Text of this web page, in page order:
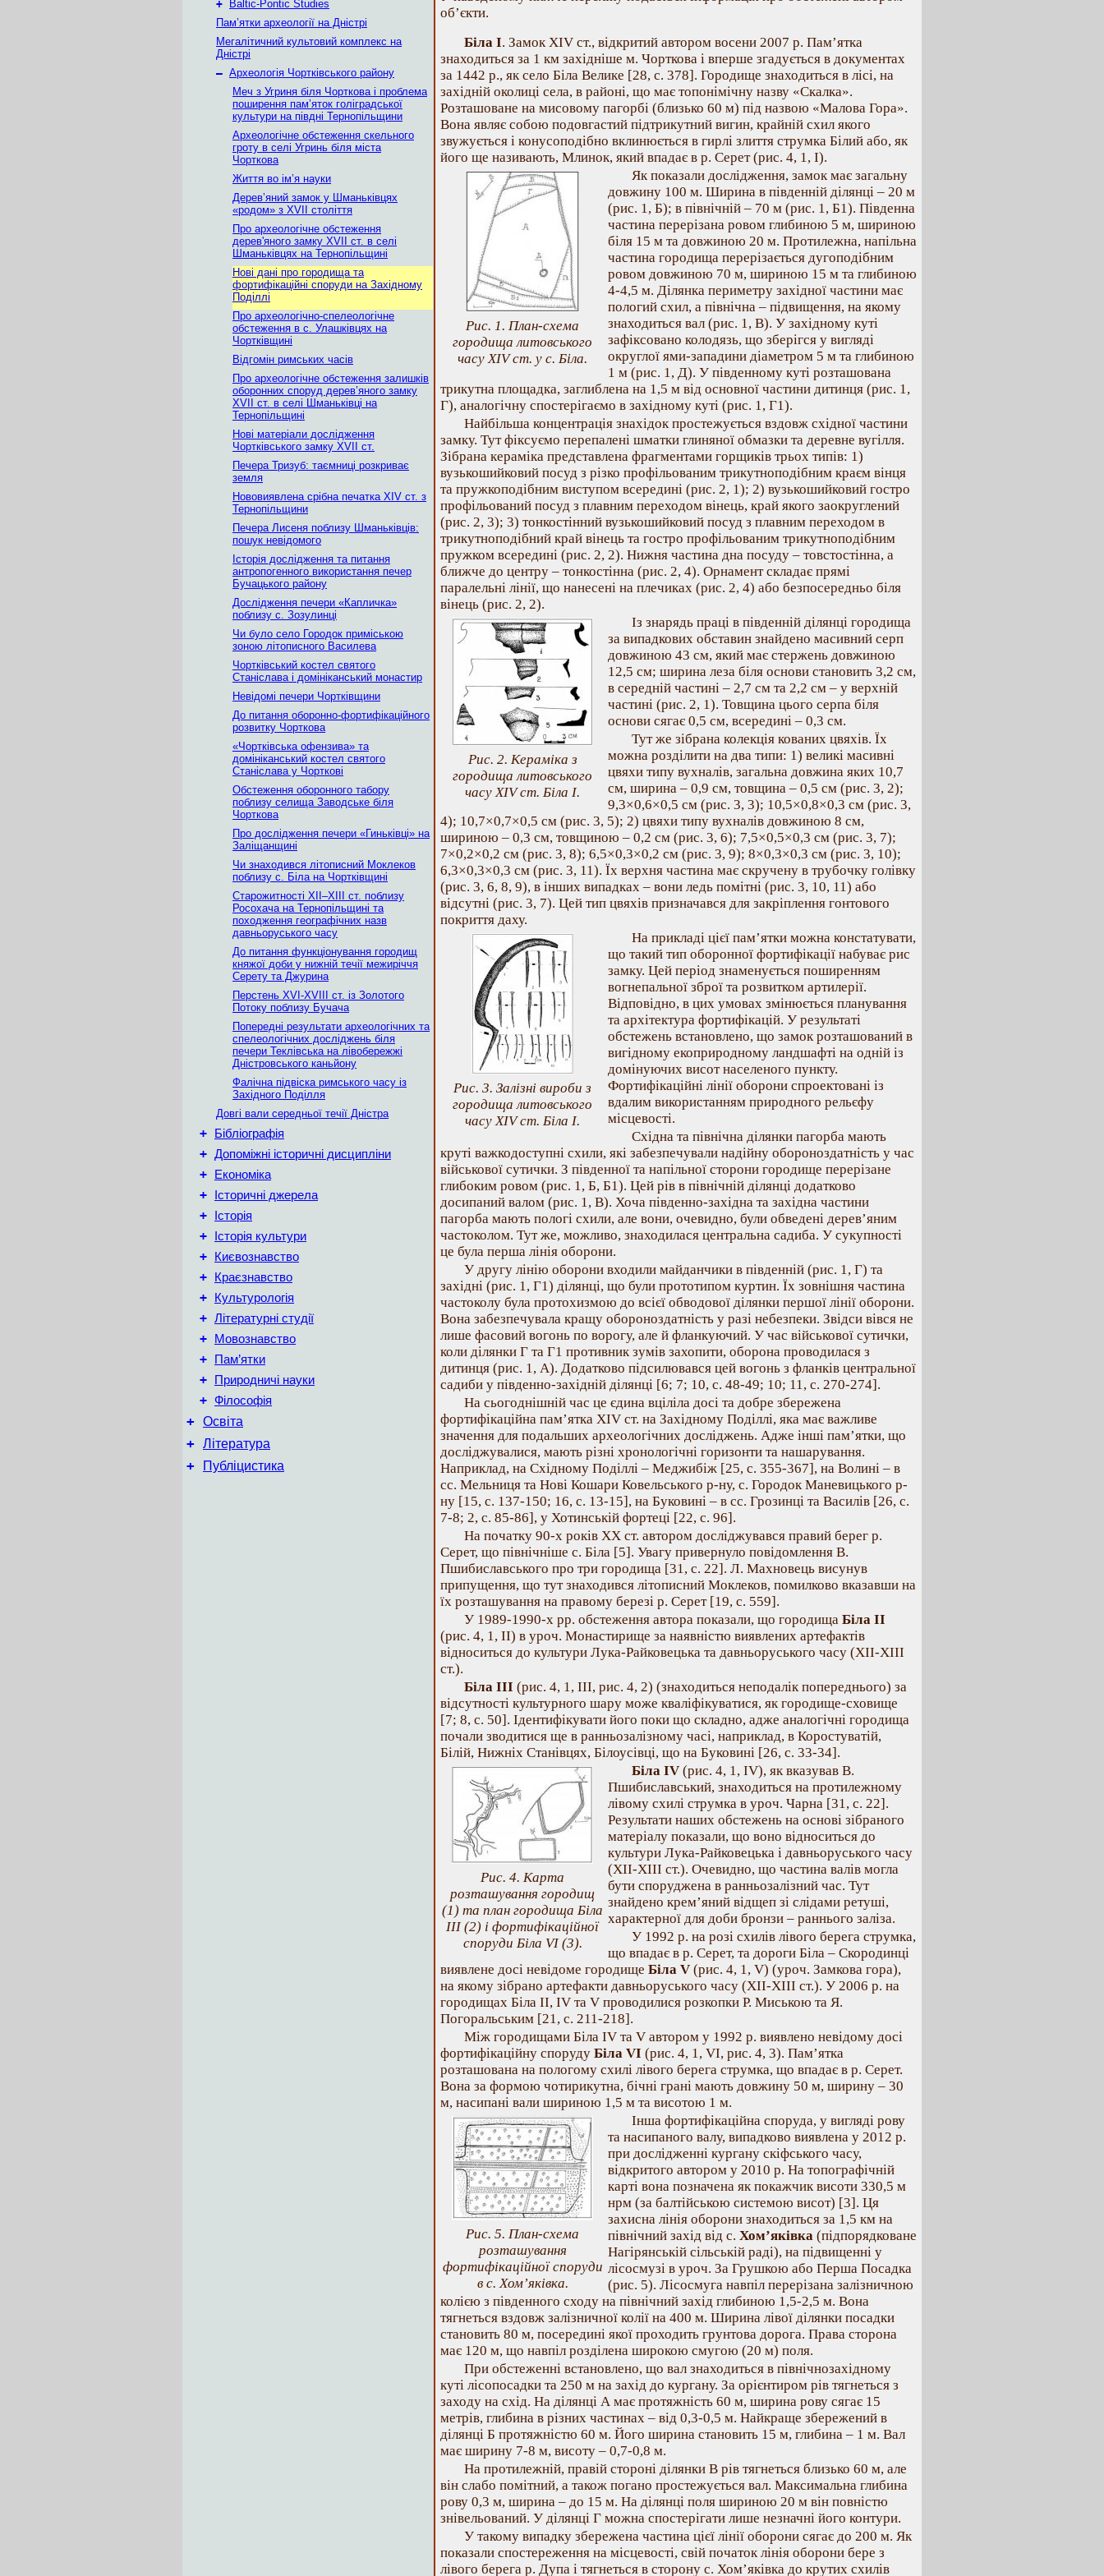
+
Baltic-Pontic Studies
Пам’ятки археології на Дністрі
Мегалітичний культовий комплекс на
Дністрі
– Археологія Чортківського району
Меч з Угриня біля Чорткова і проблема
поширення пам’яток голіградської
культури на півдні Тернопільщини
Археологічне обстеження скельного
гроту в селі Угринь біля міста
Чорткова
Життя во ім’я науки
Дерев’яний замок у Шманьківцях
«родом» з XVII століття
Про археологічне обстеження
дерев'яного замку XVII ст. в селі
Шманьківцях на Тернопільщині
Нові дані про городища та
фортифікаційні споруди на Західному
Поділлі
Про археологічно-спелеологічне
обстеження в с. Улашківцях на
Чортківщині
Відгомін римських часів
Про археологічне обстеження залишків
оборонних споруд дерев’яного замку
XVII ст. в селі Шманьківці на
Тернопільщині
Нові матеріали дослідження
Чортківського замку XVII ст.
Печера Тризуб: таємниці розкриває
земля
Нововиявлена срібна печатка XIV ст. з
Тернопільщини
Печера Лисеня поблизу Шманьківців:
пошук невідомого
Історія дослідження та питання
антропогенного використання печер
Бучацького району
Дослідження печери «Капличка»
поблизу с. Зозулинці
Чи було село Городок приміською
зоною літописного Василева
Чортківський костел святого
Станіслава і домініканський монастир
Невідомі печери Чортківщини
До питання оборонно-фортифікаційного
розвитку Чорткова
«Чортківська офензива» та
домініканський костел святого
Станіслава у Чорткові
Обстеження оборонного табору
поблизу селища Заводське біля
Чорткова
Про дослідження печери «Гиньківці» на
Заліщанщині
Чи знаходився літописний Моклеков
поблизу с. Біла на Чортківщині
Старожитності XII–XIII ст. поблизу
Росохача на Тернопільщині та
походження географічних назв
давньоруського часу
До питання функціонування городищ
княжої доби у нижній течії межиріччя
Серету та Джурина
Перстень XVI-XVIII ст. із Золотого
Потоку поблизу Бучача
Попередні результати археологічних та
спелеологічних досліджень біля
печери Теклівська на лівобережжі
Дністровського каньйону
Фалічна підвіска римського часу із
Західного Поділля
Довгі вали середньої течії Дністра
+ Бібліографія
+ Допоміжні історичні дисципліни
+ Економіка
+ Історичні джерела
+ Історія
+ Історія культури
+ Києвознавство
+ Краєзнавство
+ Культурологія
+ Літературні студії
+ Мовознавство
+ Пам’ятки
+ Природничі науки
+ Філософія
+ Освіта
+ Література
+ Публіцистика
об’єкти.
Біла І. Замок ХІV ст., відкритий автором восени 2007 р. Пам’ятка
знаходиться за 1 км західніше м. Чорткова і вперше згадується в документах
за 1442 р., як село Біла Велике [28, с. 378]. Городище знаходиться в лісі, на
західній околиці села, в районі, що має топонімічну назву «Скалка».
Розташоване на мисовому пагорбі (близько 60 м) під назвою «Малова Гора».
Вона являє собою подовгастий підтрикутний вигин, крайній схил якого
звужується і конусоподібно вклинюється в гирлі злиття струмка Білий або, як
його ще називають, Млинок, який впадає в р. Серет (рис. 4, 1, І).
Рис. 1. План-схема
городища литовського
часу XIV ст. у с. Біла.
Як показали дослідження, замок має загальну
довжину 100 м. Ширина в південній ділянці – 20 м
(рис. 1, Б); в північній – 70 м (рис. 1, Б1). Південна
частина перерізана ровом глибиною 5 м, шириною
біля 15 м та довжиною 20 м. Протилежна, напільна
частина городища перерізається дугоподібним
ровом довжиною 70 м, шириною 15 м та глибиною
4-4,5 м. Ділянка периметру західної частини має
пологий схил, а північна – підвищення, на якому
знаходиться вал (рис. 1, В). У західному куті
зафіксовано колодязь, що зберігся у вигляді
округлої ями-западини діаметром 5 м та глибиною
1 м (рис. 1, Д). У південному куті розташована
трикутна площадка, заглиблена на 1,5 м від основної частини дитинця (рис. 1,
Г), аналогічну спостерігаємо в західному куті (рис. 1, Г1).
Найбільша концентрація знахідок простежується вздовж східної частини
замку. Тут фіксуємо перепалені шматки глиняної обмазки та деревне вугілля.
Зібрана кераміка представлена фрагментами горщиків трьох типів: 1)
вузькошийковий посуд з різко профільованим трикутноподібним краєм вінця
та пружкоподібним виступом всередині (рис. 2, 1); 2) вузькошийковий гостро
профільований посуд з плавним переходом вінець, край якого заокруглений
(рис. 2, 3); 3) тонкостінний вузькошийковий посуд з плавним переходом в
трикутноподібний край вінець та гостро профільованим трикутноподібним
пружком всередині (рис. 2, 2). Нижня частина дна посуду – товстостінна, а
ближче до центру – тонкостінна (рис. 2, 4). Орнамент складає прямі
паралельні лінії, що нанесені на плечиках (рис. 2, 4) або безпосередньо біля
вінець (рис. 2, 2).
Рис. 2. Кераміка з
городища литовського
часу XIV ст. Біла І.
Із знарядь праці в південній ділянці городища
за випадкових обставин знайдено масивний серп
довжиною 43 см, який має стержень довжиною
12,5 см; ширина леза біля основи становить 3,2 см,
в середній частині – 2,7 см та 2,2 см – у верхній
частині (рис. 2, 1). Товщина цього серпа біля
основи сягає 0,5 см, всередині – 0,3 см.
Тут же зібрана колекція кованих цвяхів. Їх
можна розділити на два типи: 1) великі масивні
цвяхи типу вухналів, загальна довжина яких 10,7
см, ширина – 0,9 см, товщина – 0,5 см (рис. 3, 2);
9,3×0,6×0,5 см (рис. 3, 3); 10,5×0,8×0,3 см (рис. 3,
4); 10,7×0,7×0,5 см (рис. 3, 5); 2) цвяхи типу вухналів довжиною 8 см,
шириною – 0,3 см, товщиною – 0,2 см (рис. 3, 6); 7,5×0,5×0,3 см (рис. 3, 7);
7×0,2×0,2 см (рис. 3, 8); 6,5×0,3×0,2 см (рис. 3, 9); 8×0,3×0,3 см (рис. 3, 10);
6,3×0,3×0,3 см (рис. 3, 11). Їх верхня частина має скручену в трубочку голівку
(рис. 3, 6, 8, 9), в інших випадках – вони ледь помітні (рис. 3, 10, 11) або
відсутні (рис. 3, 7). Цей тип цвяхів призначався для закріплення гонтового
покриття даху.
Рис. 3. Залізні вироби з
городища литовського
часу XIV ст. Біла І.
На прикладі цієї пам’ятки можна констатувати,
що такий тип оборонної фортифікації набуває рис
замку. Цей період знаменується поширенням
вогнепальної зброї та розвитком артилерії.
Відповідно, в цих умовах змінюється планування
та архітектура фортифікацій. У результаті
обстежень встановлено, що замок розташований в
вигідному екоприродному ландшафті на одній із
домінуючих висот населеного пункту.
Фортифікаційні лінії оборони спроектовані із
вдалим використанням природного рельєфу
місцевості.
Східна та північна ділянки пагорба мають
круті важкодоступні схили, які забезпечували надійну обороноздатність у час
військової сутички. З південної та напільної сторони городище перерізане
глибоким ровом (рис. 1, Б, Б1). Цей рів в північній ділянці додатково
досипаний валом (рис. 1, В). Хоча південно-західна та західна частини
пагорба мають пологі схили, але вони, очевидно, були обведені дерев’яним
частоколом. Тут же, можливо, знаходилася центральна садиба. У сукупності
це була перша лінія оборони.
У другу лінію оборони входили майданчики в південній (рис. 1, Г) та
західні (рис. 1, Г1) ділянці, що були прототипом куртин. Їх зовнішня частина
частоколу була протохизмою до всієї обводової ділянки першої лінії оборони.
Вона забезпечувала кращу обороноздатність у разі небезпеки. Звідси вівся не
лише фасовий вогонь по ворогу, але й фланкуючий. У час військової сутички,
коли ділянки Г та Г1 противник зумів захопити, оборона проводилася з
дитинця (рис. 1, А). Додатково підсилювався цей вогонь з фланків центральної
садиби у південно-західній ділянці [6; 7; 10, с. 48-49; 10; 11, с. 270-274].
На сьогоднішній час це єдина вціліла досі та добре збережена
фортифікаційна пам’ятка XIV ст. на Західному Поділлі, яка має важливе
значення для подальших археологічних досліджень. Адже інші пам’ятки, що
досліджувалися, мають різні хронологічні горизонти та нашарування.
Наприклад, на Східному Поділлі – Меджибіж [25, с. 355-367], на Волині – в
сс. Мельниця та Нові Кошари Ковельського р-ну, с. Городок Маневицького р-
ну [15, с. 137-150; 16, с. 13-15], на Буковині – в сс. Грозинці та Василів [26, с.
7-8; 2, с. 85-86], у Хотинській фортеці [22, с. 96].
На початку 90-х років ХХ ст. автором досліджувався правий берег р.
Серет, що північніше с. Біла [5]. Увагу привернуло повідомлення В.
Пшибиславського про три городища [31, с. 22]. Л. Махновець висунув
припущення, що тут знаходився літописний Моклеков, помилково вказавши на
їх розташування на правому березі р. Серет [19, с. 559].
У 1989-1990-х рр. обстеження автора показали, що городища Біла ІІ
(рис. 4, 1, ІІ) в уроч. Монастирище за наявністю виявлених артефактів
відноситься до культури Лука-Райковецька та давньоруського часу (ХІІ-ХІІІ
ст.).
Біла ІІІ (рис. 4, 1, ІІІ, рис. 4, 2) (знаходиться неподалік попереднього) за
відсутності культурного шару може кваліфікуватися, як городище-сховище
[7; 8, с. 50]. Ідентифікувати його поки що складно, адже аналогічні городища
почали зводитися ще в ранньозалізному часі, наприклад, в Коростуватій,
Білій, Нижніх Станівцях, Білоусівці, що на Буковині [26, с. 33-34].
Рис. 4. Карта
розташування городищ
(1) та план городища Біла
ІІІ (2) і фортифікаційної
споруди Біла VІ (3).
Біла ІV (рис. 4, 1, IV), як вказував В.
Пшибиславський, знаходиться на протилежному
лівому схилі струмка в уроч. Чарна [31, с. 22].
Результати наших обстежень на основі зібраного
матеріалу показали, що воно відноситься до
культури Лука-Райковецька і давньоруського часу
(ХІІ-ХІІІ ст.). Очевидно, що частина валів могла
бути споруджена в ранньозалізний час. Тут
знайдено крем’яний відщеп зі слідами ретуші,
характерної для доби бронзи – раннього заліза.
У 1992 р. на розі схилів лівого берега струмка,
що впадає в р. Серет, та дороги Біла – Скородинці
виявлене досі невідоме городище Біла V (рис. 4, 1, V) (уроч. Замкова гора),
на якому зібрано артефакти давньоруського часу (ХІІ-ХІІІ ст.). У 2006 р. на
городищах Біла ІІ, ІV та V проводилися розкопки Р. Миською та Я.
Погоральським [21, c. 211-218].
Між городищами Біла ІV та V автором у 1992 р. виявлено невідому досі
фортифікаційну споруду Біла VІ (рис. 4, 1, VI, рис. 4, 3). Пам’ятка
розташована на пологому схилі лівого берега струмка, що впадає в р. Серет.
Вона за формою чотирикутна, бічні грані мають довжину 50 м, ширину – 30
м, насипані вали шириною 1,5 м та висотою 1 м.
Рис. 5. План-схема
розташування
фортифікаційної споруди
в с. Хом’яківка.
Інша фортифікаційна споруда, у вигляді рову
та насипаного валу, випадково виявлена у 2012 р.
при дослідженні кургану скіфського часу,
відкритого автором у 2010 р. На топографічній
карті вона позначена як покажчик висоти 330,5 м
нрм (за балтійською системою висот) [3]. Ця
захисна лінія оборони знаходиться за 1,5 км на
північний захід від с. Хом’яківка (підпорядковане
Нагірянській сільській раді), на підвищенні у
лісосмузі в уроч. За Грушкою або Перша Посадка
(рис. 5). Лісосмуга навпіл перерізана залізничною
колією з південного сходу на північний захід глибиною 1,5-2,5 м. Вона
тягнеться вздовж залізничної колії на 400 м. Ширина лівої ділянки посадки
становить 80 м, посередині якої проходить грунтова дорога. Права сторона
має 120 м, що навпіл розділена широкою смугою (20 м) поля.
При обстеженні встановлено, що вал знаходиться в північнозахідному
куті лісопосадки та 250 м на захід до кургану. За орієнтиром рів тягнеться з
заходу на схід. На ділянці А має протяжність 60 м, ширина рову сягає 15
метрів, глибина в різних частинах – від 0,3-0,5 м. Найкраще збережений в
ділянці Б протяжністю 60 м. Його ширина становить 15 м, глибина – 1 м. Вал
має ширину 7-8 м, висоту – 0,7-0,8 м.
На протилежній, правій стороні ділянки В рів тягнеться близько 60 м, але
він слабо помітний, а також погано простежується вал. Максимальна глибина
рову 0,3 м, ширина – до 15 м. На ділянці поля шириною 20 м він повністю
знівельований. У ділянці Г можна спостерігати лише незначні його контури.
У такому випадку збережена частина цієї лінії оборони сягає до 200 м. Як
показали спостереження на місцевості, свій початок лінія оборони бере з
лівого берега р. Дупа і тягнеться в сторону с. Хом’яківка до крутих схилів